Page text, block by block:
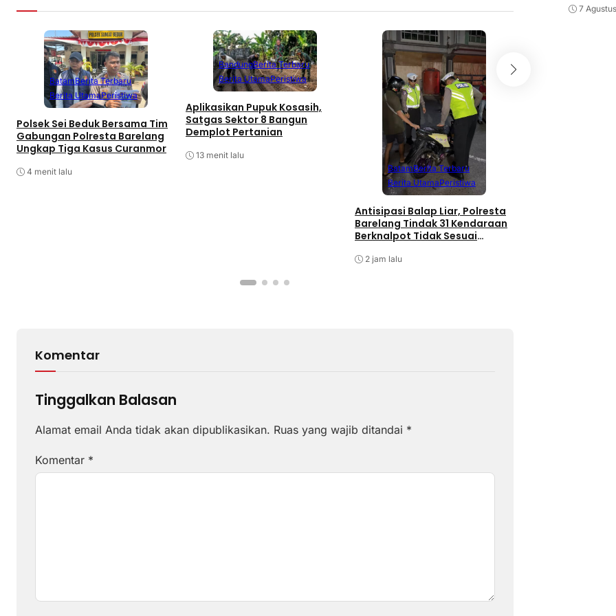
BatamBerita Terbaru
Berita UtamaPeristiwa
Polsek Sei Beduk Bersama Tim
Gabungan Polresta Barelang
Ungkap Tiga Kasus Curanmor
4 menit lalu
BandungBerita Terbaru
Berita UtamaPeristiwa
Aplikasikan Pupuk Kosasih,
Satgas Sektor 8 Bangun
Demplot Pertanian
13 menit lalu
BatamBerita Terbaru
Berita UtamaPeristiwa
Antisipasi Balap Liar, Polresta
Barelang Tindak 31 Kendaraan
Berknalpot Tidak Sesuai
2 jam lalu
Komentar
Tinggalkan Balasan
Alamat email Anda tidak akan dipublikasikan. Ruas yang wajib ditandai *
Komentar *
7